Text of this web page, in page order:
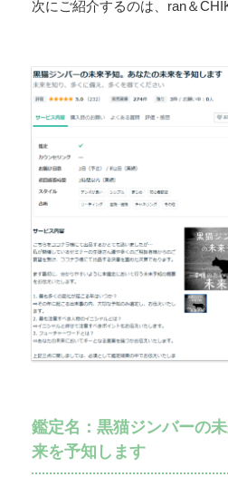
次にご紹介するのは、ran＆
鑑定名：黒猫ジンバーの
来を予知します